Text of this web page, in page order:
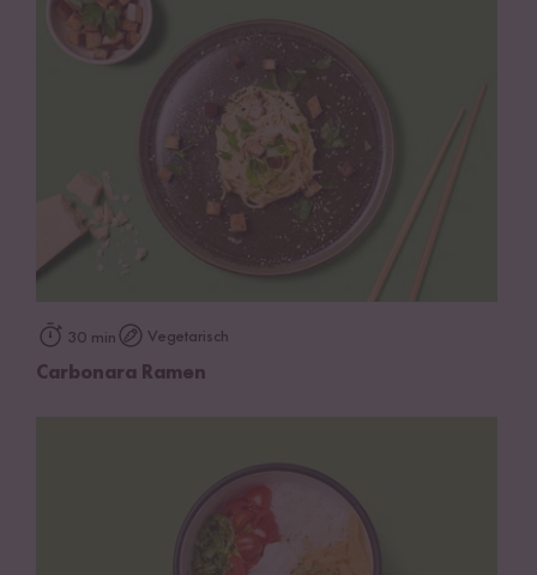
30 min Vegetarisch
Carbonara Ramen